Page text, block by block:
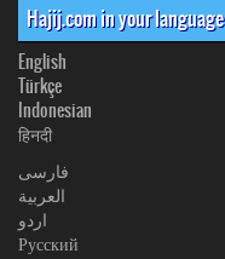
Hajij.com in your language
English
Türkçe
Indonesian
हिनदी
فارسی
العربیة
اردو
Русский